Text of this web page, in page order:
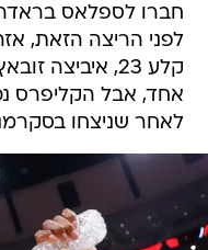
חברו לספלאס
לפני הריצה הזאת,
לאחר שניצחו